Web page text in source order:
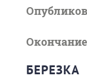
БЕРЕЗКА